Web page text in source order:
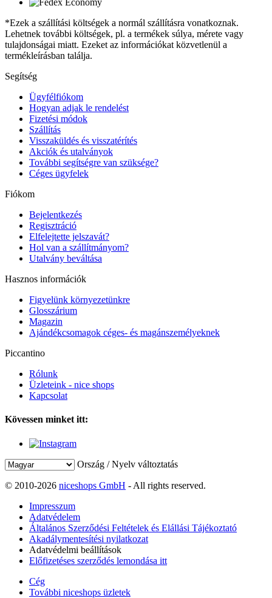
*Ezek a szállítási költségek a normál szállításra vonatkoznak.
Lehetnek további költségek, pl. a termékek súlya, mérete vagy
tulajdonságai miatt. Ezeket az információkat közvetlenül a
termékleírásban találja.
Segítség
Ügyfélfiókom
Hogyan adjak le rendelést
Fizetési módok
Szállítás
Visszaküldés és visszatérítés
Akciók és utalványok
További segítségre van szüksége?
Céges ügyfelek
Fiókom
Bejelentkezés
Regisztráció
Elfelejtette jelszavát?
Hol van a szállítmányom?
Utalvány beváltása
Hasznos információk
Figyelünk környezetünkre
Glosszárium
Magazin
Ajándékcsomagok céges- és magánszemélyeknek
Piccantino
Rólunk
Üzleteink - nice shops
Kapcsolat
Kövessen minket itt:
Ország / Nyelv változtatás
© 2010-2026 niceshops GmbH - All rights reserved.
Impresszum
Adatvédelem
Általános Szerződési Feltételek és Elállási Tájékoztató
Akadálymentesítési nyilatkozat
Adatvédelmi beállítások
Előfizetéses szerződés lemondása itt
Cég
További niceshops üzletek